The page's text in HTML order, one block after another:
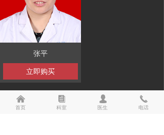
妇产科
骨科
呼吸内科
急诊科
康复医学科
张平
立即购买
낀
首页
뀴
科室
넙
医生
끅
电话